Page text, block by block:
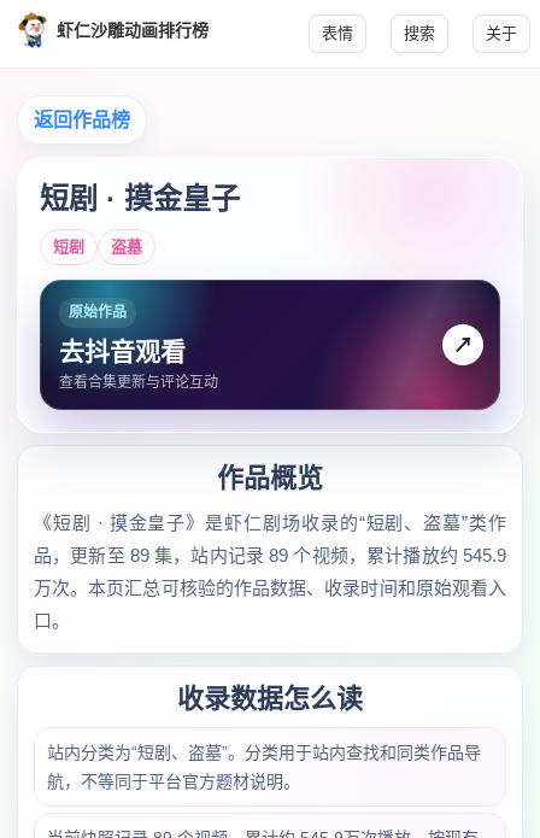
虾仁沙雕动画排行榜 表情 搜索 关于
返回作品榜
短剧 · 摸金皇子
短剧 盗墓
原始作品
去抖音观看
查看合集更新与评论互动
↗
作品概览
《短剧 · 摸金皇子》是虾仁剧场收录的“短剧、盗墓”类作
品，更新至 89 集，站内记录 89 个视频，累计播放约 545.9
万次。本页汇总可核验的作品数据、收录时间和原始观看入
口。
收录数据怎么读
站内分类为“短剧、盗墓”。分类用于站内查找和同类作品导
航，不等同于平台官方题材说明。